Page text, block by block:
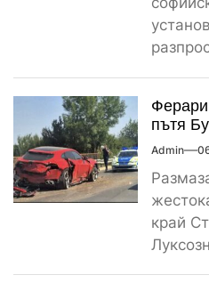
1000...
пътя
Admin
край